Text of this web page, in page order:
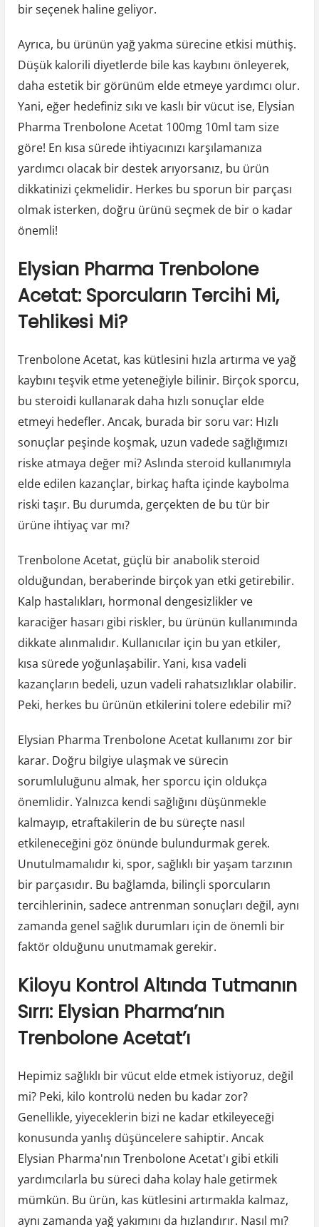
bir seçenek haline geliyor.
Ayrıca, bu ürünün yağ yakma sürecine etkisi müthiş.
Düşük kalorili diyetlerde bile kas kaybını önleyerek,
daha estetik bir görünüm elde etmeye yardımcı olur.
Yani, eğer hedefiniz sıkı ve kaslı bir vücut ise, Elysi̇an
Pharma Trenbolone Acetat 100mg 10ml tam size
göre! En kısa sürede ihtiyacınızı karşılamanıza
yardımcı olacak bir destek arıyorsanız, bu ürün
dikkatinizi çekmelidir. Herkes bu sporun bir parçası
olmak isterken, doğru ürünü seçmek de bir o kadar
önemli!
Elysian Pharma Trenbolone
Acetat: Sporcuların Tercihi Mi,
Tehlikesi Mi?
Trenbolone Acetat, kas kütlesini hızla artırma ve yağ
kaybını teşvik etme yeteneğiyle bilinir. Birçok sporcu,
bu steroidi kullanarak daha hızlı sonuçlar elde
etmeyi hedefler. Ancak, burada bir soru var: Hızlı
sonuçlar peşinde koşmak, uzun vadede sağlığımızı
riske atmaya değer mi? Aslında steroid kullanımıyla
elde edilen kazançlar, birkaç hafta içinde kaybolma
riski taşır. Bu durumda, gerçekten de bu tür bir
ürüne ihtiyaç var mı?
Trenbolone Acetat, güçlü bir anabolik steroid
olduğundan, beraberinde birçok yan etki getirebilir.
Kalp hastalıkları, hormonal dengesizlikler ve
karaciğer hasarı gibi riskler, bu ürünün kullanımında
dikkate alınmalıdır. Kullanıcılar için bu yan etkiler,
kısa sürede yoğunlaşabilir. Yani, kısa vadeli
kazançların bedeli, uzun vadeli rahatsızlıklar olabilir.
Peki, herkes bu ürünün etkilerini tolere edebilir mi?
Elysian Pharma Trenbolone Acetat kullanımı zor bir
karar. Doğru bilgiye ulaşmak ve sürecin
sorumluluğunu almak, her sporcu için oldukça
önemlidir. Yalnızca kendi sağlığını düşünmekle
kalmayıp, etraftakilerin de bu süreçte nasıl
etkileneceğini göz önünde bulundurmak gerek.
Unutulmamalıdır ki, spor, sağlıklı bir yaşam tarzının
bir parçasıdır. Bu bağlamda, bilinçli sporcuların
tercihlerinin, sadece antrenman sonuçları değil, aynı
zamanda genel sağlık durumları için de önemli bir
faktör olduğunu unutmamak gerekir.
Kiloyu Kontrol Altında Tutmanın
Sırrı: Elysian Pharma’nın
Trenbolone Acetat’ı
Hepimiz sağlıklı bir vücut elde etmek istiyoruz, değil
mi? Peki, kilo kontrolü neden bu kadar zor?
Genellikle, yiyeceklerin bizi ne kadar etkileyeceği
konusunda yanlış düşüncelere sahiptir. Ancak
Elysian Pharma'nın Trenbolone Acetat'ı gibi etkili
yardımcılarla bu süreci daha kolay hale getirmek
mümkün. Bu ürün, kas kütlesini artırmakla kalmaz,
aynı zamanda yağ yakımını da hızlandırır. Nasıl mı?